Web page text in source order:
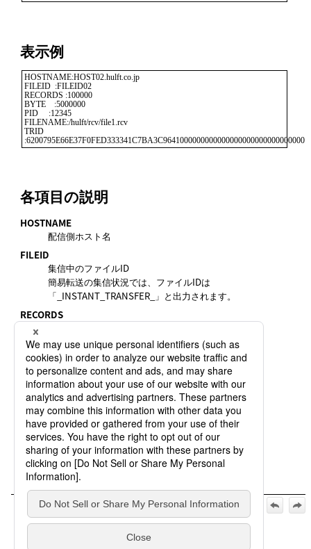
表示例
HOSTNAME:HOST02.hulft.co.jp
FILEID  :FILEID02
RECORDS :100000
BYTE    :5000000
PID     :12345
FILENAME:/hulft/rcv/file1.rcv
TRID
各項目の説明
HOSTNAME
配信側ホスト名
FILEID
集信中のファイルID
簡易転送の集信状況では、ファイルIDは
「_INSTANT_TRANSFER_」と出力されます。
RECORDS
BYTE
現在までに集信済みのデータサイズ
PID
プロセスID
FILENAME
集信ファイルのファイル名
TRID
集信の転送識別子
【公式】HULFT10 for Linux/AIX オペレーション マニュアル
_2026年5月1日_第2版発行:
5.4 転送制御